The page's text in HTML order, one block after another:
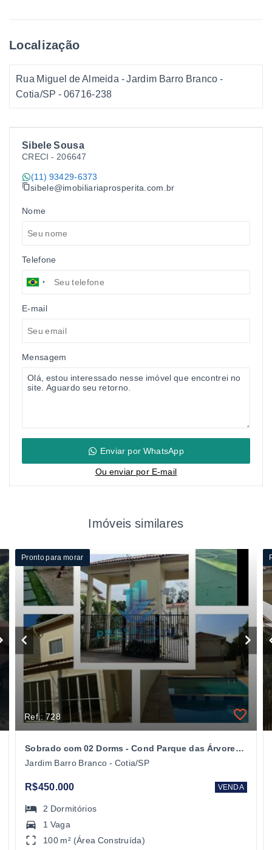
Sibele Sousa
CRECI - 206647
(11) 93429-6373
sibele@imobiliariaprosperita.com.br
Nome
Telefone
E-mail
Mensagem
Enviar por WhatsApp
Ou enviar por E-mail
Localização
Rua Miguel de Almeida - Jardim Barro Branco -
Cotia/SP - 06716-238
Imóveis similares
Pronto para morar
Ref.: 728
Sobrado com 02 Dorms - Cond Parque das Árvores - Barro Branco- Cotia/SP
Jardim Barro Branco - Cotia/SP
R$450.000 VENDA
2 Dormitórios
1 Vaga
100 m² (Área Construída)